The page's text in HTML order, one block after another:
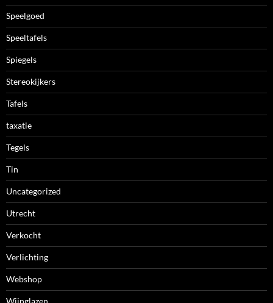
Speelgoed
Speeltafels
Spiegels
Stereokijkers
Tafels
taxatie
Tegels
Tin
Uncategorized
Utrecht
Verkocht
Verlichting
Webshop
Wijnglazen